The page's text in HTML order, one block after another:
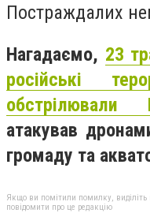
Постраждалих
Нагадаємо, 23
російські
обстрілювали
атакував
громаду та
Якщо ви помітили помилку, виділіть
повідомити про це редакцію